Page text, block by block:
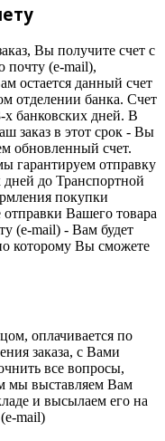
Вы получите счет с
почту (e-mail),
остается данный счет
отделении банка. Счет
х банковских дней. В
заказ в этот срок - Вы
обновленный счет.
гарантируем отправку
до Транспортной
покупки
отправки Вашего товара
(e-mail) - Вам будет
которому Вы сможете
оплачивается по
заказа, с Вами
все вопросы,
мы выставляем Вам
и высылаем его на
mail)